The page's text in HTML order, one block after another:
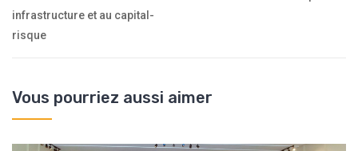
infrastructure et au capital-
risque
Vous pourriez aussi aimer